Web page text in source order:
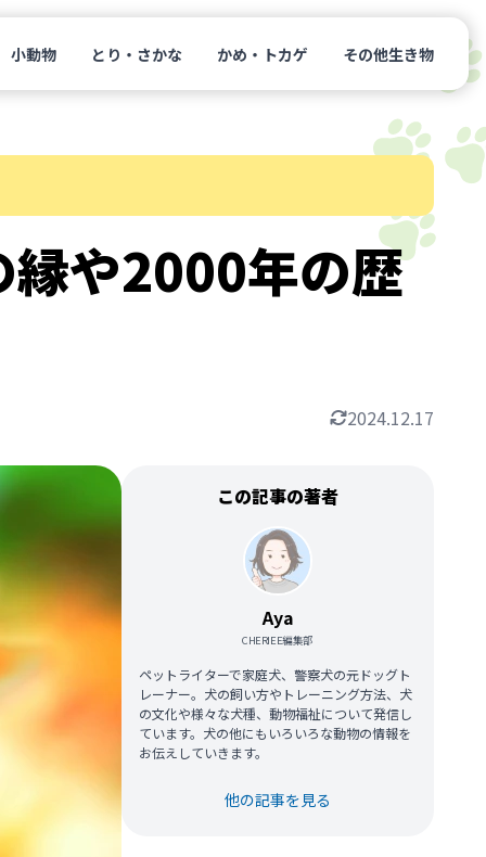
小動物 とり・さかな かめ・トカゲ その他生き物
縁や2000年の歴
2024.12.17
この記事の著者
Aya
CHERIEE編集部
ペットライターで家庭犬、警察犬の元ドッグト
レーナー。犬の飼い方やトレーニング方法、犬
の文化や様々な犬種、動物福祉について発信し
ています。犬の他にもいろいろな動物の情報を
お伝えしていきます。
他の記事を見る